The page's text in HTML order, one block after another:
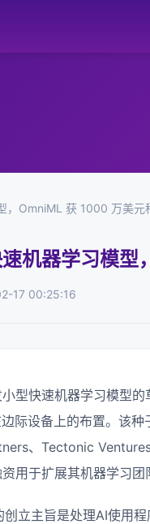
，OmniML 获 1000 万美元
机器学习模
17 00:25:16
型快速机器学习模型
际设备上的布置。该
、Tectonic
用于扩展其机器学习团
立主旨是处理AI使用